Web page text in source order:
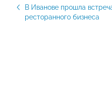
В Иванове прошла
ресторанного бизнеса